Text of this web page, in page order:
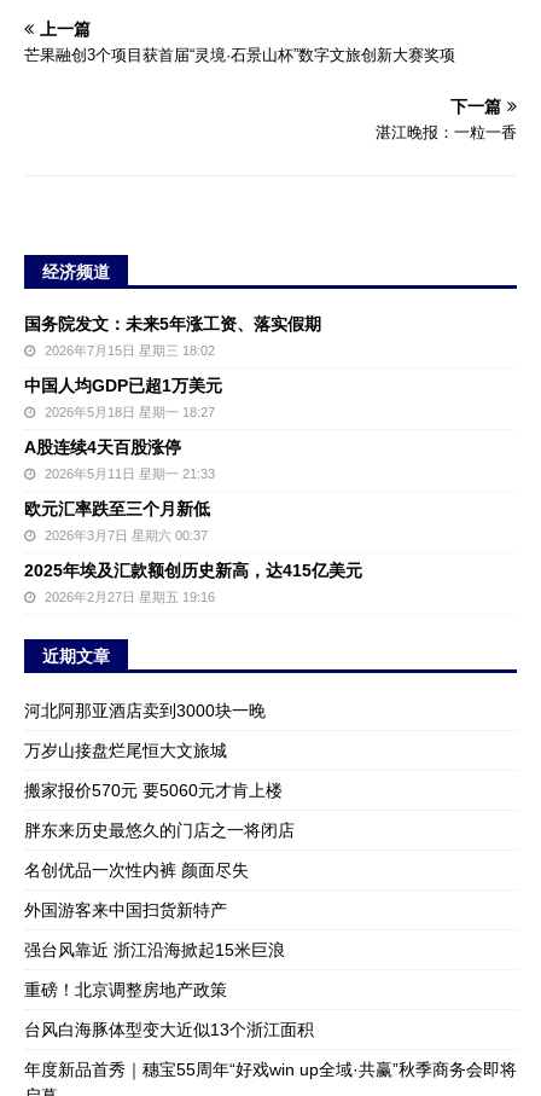
上一篇
芒果融创3个项目获首届“灵境·石景山杯”数字文旅创新大赛奖项
下一篇
湛江晚报：一粒一香
经济频道
国务院发文：未来5年涨工资、落实假期
2026年7月15日 星期三 18:02
中国人均GDP已超1万美元
2026年5月18日 星期一 18:27
A股连续4天百股涨停
2026年5月11日 星期一 21:33
欧元汇率跌至三个月新低
2026年3月7日 星期六 00:37
2025年埃及汇款额创历史新高，达415亿美元
2026年2月27日 星期五 19:16
近期文章
河北阿那亚酒店卖到3000块一晚
万岁山接盘烂尾恒大文旅城
搬家报价570元 要5060元才肯上楼
胖东来历史最悠久的门店之一将闭店
名创优品一次性内裤 颜面尽失
外国游客来中国扫货新特产
强台风靠近 浙江沿海掀起15米巨浪
重磅！北京调整房地产政策
台风白海豚体型变大近似13个浙江面积
年度新品首秀｜穗宝55周年“好戏win up全域·共赢”秋季商务会即将